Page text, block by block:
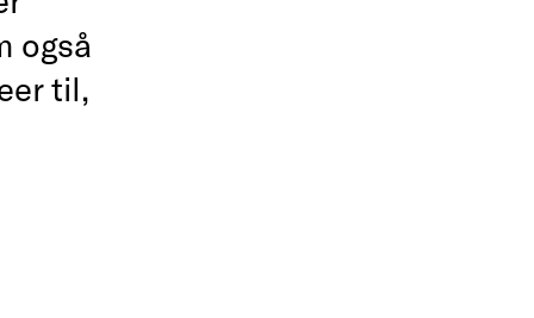
også
til,